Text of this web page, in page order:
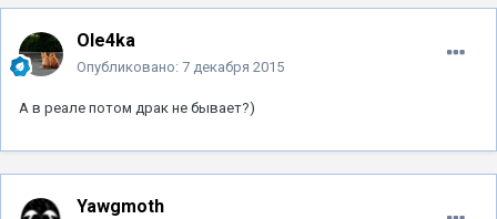
Ole4ka
Опубликовано: 7 декабря 2015
А в реале потом драк не бывает?)
Yawgmoth